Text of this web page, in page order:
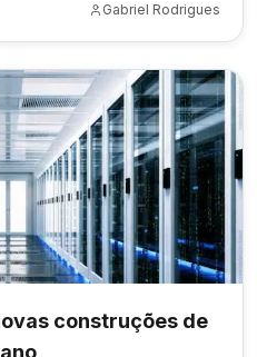
Gabriel Rodrigues
construções de